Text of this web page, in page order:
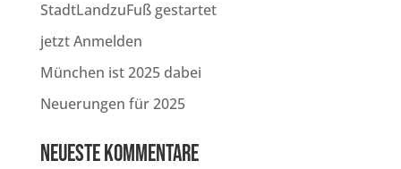
StadtLandzuFuß gestartet
jetzt Anmelden
München ist 2025 dabei
Neuerungen für 2025
Neueste Kommentare